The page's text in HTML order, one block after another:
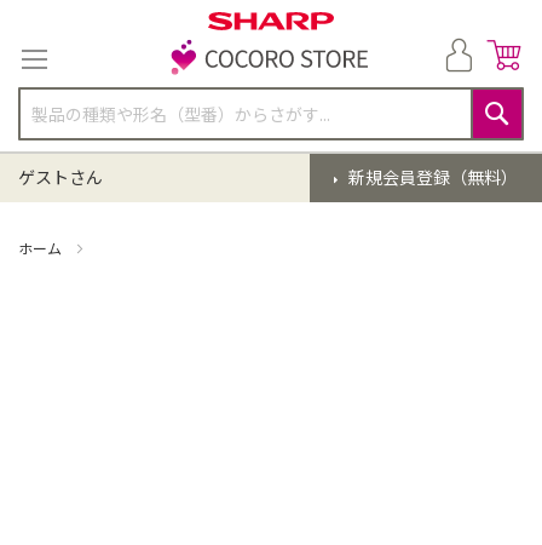
テ
ン
ツ
ス
キ
ッ
検
索
新規会員登録（無料）
ゲストさん
ホーム